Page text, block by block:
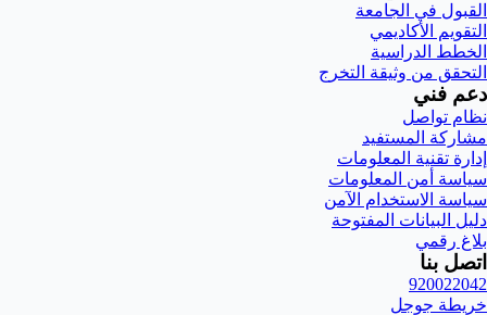
القبول في الجامعة
التقويم الأكاديمي
الخطط الدراسية
التحقق من وثيقة التخرج
دعم فني
نظام تواصل
مشاركة المستفيد
إدارة تقنية المعلومات
سياسة أمن المعلومات
سياسة الاستخدام الآمن
دليل البيانات المفتوحة
بلاغ رقمي
اتصل بنا
920022042
خريطة جوجل